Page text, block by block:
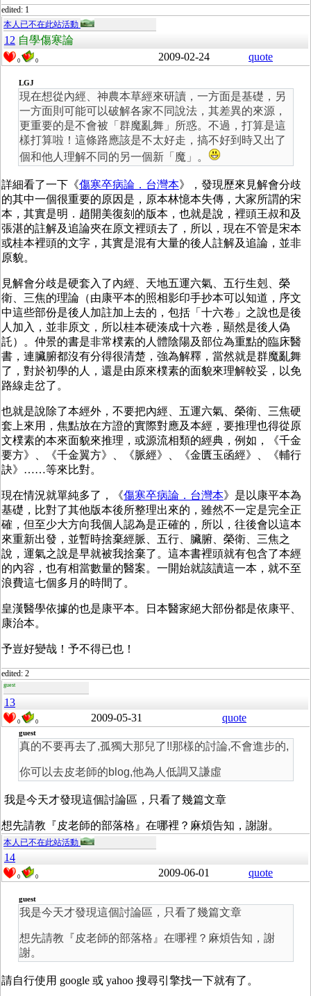
edited: 1
本人已不在此站活動
12 自學傷寒論
0 0 2009-02-24 quote
LGJ
現在想從內經、神農本草經來研讀，一方面是基礎，另
一方面則可能可以破解各家不同說法，其差異的來源，
更重要的是不會被「群魔亂舞」所惑。不過，打算是這
樣打算啦！這條路應該是不太好走，搞不好到時又出了
個和他人理解不同的另一個新「魔」。
詳細看了一下《傷寒卒病論．台灣本》，發現歷來見解會分歧
的其中一個很重要的原因是，原本林憶本失傳，大家所謂的宋
本，其實是明．趙開美復刻的版本，也就是說，裡頭王叔和及
張湛的註解及追論夾在原文裡頭去了，所以，現在不管是宋本
或桂本裡頭的文字，其實是混有大量的後人註解及追論，並非
原貌。
見解會分歧是硬套入了內經、天地五運六氣、五行生剋、榮
衛、三焦的理論（由康平本的照相影印手抄本可以知道，序文
中這些部份是後人加註加上去的，包括「十六卷」之說也是後
人加入，並非原文，所以桂本硬湊成十六卷，顯然是後人偽
託）。仲景的書是非常樸素的人體陰陽及部位為重點的臨床醫
書，連臟腑都沒有分得很清楚，強為解釋，當然就是群魔亂舞
了，對於初學的人，還是由原來樸素的面貌來理解較妥，以免
路線走岔了。
也就是說除了本經外，不要把內經、五運六氣、榮衛、三焦硬
套上來用，焦點放在方證的實際對應及本經，要推理也得從原
文樸素的本來面貌來推理，或源流相類的經典，例如，《千金
要方》、《千金翼方》、《脈經》、《金匱玉函經》、《輔行
訣》……等來比對。
現在情況就單純多了，《傷寒卒病論．台灣本》是以康平本為
基礎，比對了其他版本後所整理出來的，雖然不一定是完全正
確，但至少大方向我個人認為是正確的，所以，往後會以這本
來重新出發，並暫時捨棄經脈、五行、臟腑、榮衛、三焦之
說，運氣之說是早就被我捨棄了。這本書裡頭就有包含了本經
的內容，也有相當數量的醫案。一開始就該讀這一本，就不至
浪費這七個多月的時間了。
皇漢醫學依據的也是康平本。日本醫家絕大部份都是依康平、
康治本。
予豈好變哉！予不得已也！
edited: 2
guest
13
0 0 2009-05-31 quote
guest
真的不要再去了,孤獨大那兒了!!那樣的討論,不會進步的,
你可以去皮老師的blog,他為人低調又謙虛
我是今天才發現這個討論區，只看了幾篇文章
想先請教『皮老師的部落格』在哪裡？麻煩告知，謝謝。
本人已不在此站活動
14
0 0 2009-06-01 quote
guest
我是今天才發現這個討論區，只看了幾篇文章
想先請教『皮老師的部落格』在哪裡？麻煩告知，謝
謝。
請自行使用 google 或 yahoo 搜尋引擎找一下就有了。